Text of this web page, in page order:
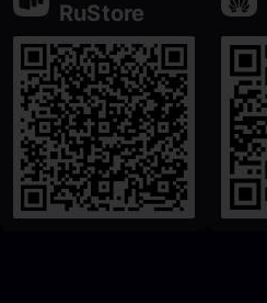
RuStore